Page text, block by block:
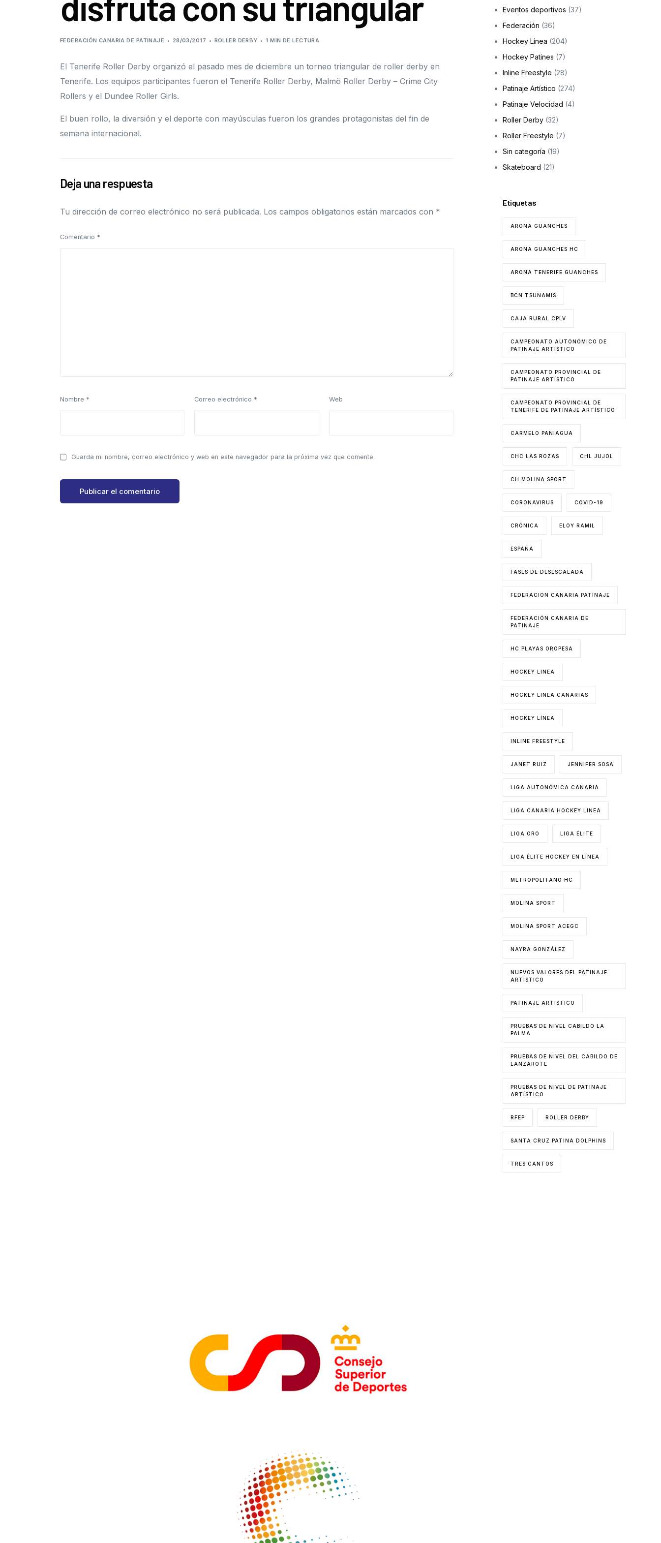
Roller Derby
Roller Freestyle
Junta de gobierno
Órganos disciplinarios
Protocolo de protección a la infancia y adolescencia
Skateboarding
FEDERACIÓN CANARIA DE PATINAJE 28/03/2017 ROLLER DERBY 1 MIN DE LECTURA
El Tenerife Roller Derby organizó el pasado mes de diciembre un torneo triangular de roller derby en
Tenerife. Los equipos participantes fueron el Tenerife Roller Derby, Malmö Roller Derby – Crime City
Rollers y el Dundee Roller Girls.
El buen rollo, la diversión y el deporte con mayúsculas fueron los grandes protagonistas del fin de
semana internacional.
Deja una respuesta
Tu dirección de correo electrónico no será publicada. Los campos obligatorios están marcados con *
Comentario *
Nombre * Correo electrónico * Web
Guarda mi nombre, correo electrónico y web en este navegador para la próxima vez que comente.
Eventos deportivos (37)
Federación (36)
Hockey Línea (204)
Hockey Patines (7)
Inline Freestyle (28)
Patinaje Artístico (274)
Patinaje Velocidad (4)
Roller Derby (32)
Roller Freestyle (7)
Sin categoría (19)
Skateboard (21)
Etiquetas
ARONA GUANCHES
ARONA GUANCHES HC
ARONA TENERIFE GUANCHES
BCN TSUNAMIS
CAJA RURAL CPLV
CAMPEONATO AUTONÓMICO DE
PATINAJE ARTÍSTICO
CAMPEONATO PROVINCIAL DE
PATINAJE ARTÍSTICO
CAMPEONATO PROVINCIAL DE
TENERIFE DE PATINAJE ARTÍSTICO
CARMELO PANIAGUA
CHC LAS ROZAS CHL JUJOL
CH MOLINA SPORT
CORONAVIRUS COVID-19
CRÓNICA ELOY RAMIL
ESPAÑA
FASES DE DESESCALADA
FEDERACION CANARIA PATINAJE
FEDERACIÓN CANARIA DE
PATINAJE
HC PLAYAS OROPESA
HOCKEY LINEA
HOCKEY LINEA CANARIAS
HOCKEY LÍNEA
INLINE FREESTYLE
JANET RUIZ JENNIFER SOSA
LIGA AUTONÓMICA CANARIA
LIGA CANARIA HOCKEY LINEA
LIGA ORO LIGA ÉLITE
LIGA ÉLITE HOCKEY EN LÍNEA
METROPOLITANO HC
MOLINA SPORT
MOLINA SPORT ACEGC
NAYRA GONZÁLEZ
NUEVOS VALORES DEL PATINAJE
ARTISTICO
PATINAJE ARTÍSTICO
PRUEBAS DE NIVEL CABILDO LA
PALMA
PRUEBAS DE NIVEL DEL CABILDO DE
LANZAROTE
PRUEBAS DE NIVEL DE PATINAJE
ARTÍSTICO
RFEP ROLLER DERBY
SANTA CRUZ PATINA DOLPHINS
TRES CANTOS